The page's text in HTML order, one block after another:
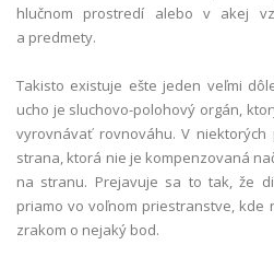
hlučnom prostredí alebo v akej
a predmety.
Takisto existuje ešte jeden veľmi
ucho je sluchovo-polohový orgán,
vyrovnávať rovnováhu. V
strana, ktorá nie je kompenzovaná
na stranu. Prejavuje sa to tak, že
priamo vo voľnom priestranstve, kde
zrakom o nejaký bod.